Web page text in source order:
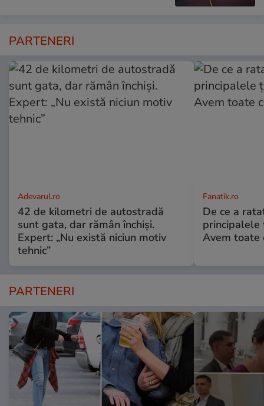
PARTENERI
Adevarul.ro
42 de kilometri de autostradă
sunt gata, dar rămân închiși.
Expert: „Nu există niciun motiv
tehnic”
Fanatik.ro
De ce a
principalele
Avem toate
PARTENERI